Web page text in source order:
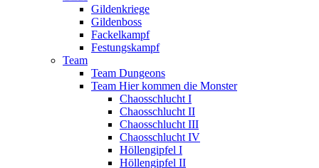
Gildenkriege
Gildenboss
Fackelkampf
Festungskampf
Team
Team Dungeons
Team Hier kommen die Monster
Chaosschlucht I
Chaosschlucht II
Chaosschlucht III
Chaosschlucht IV
Höllengipfel I
Höllengipfel II